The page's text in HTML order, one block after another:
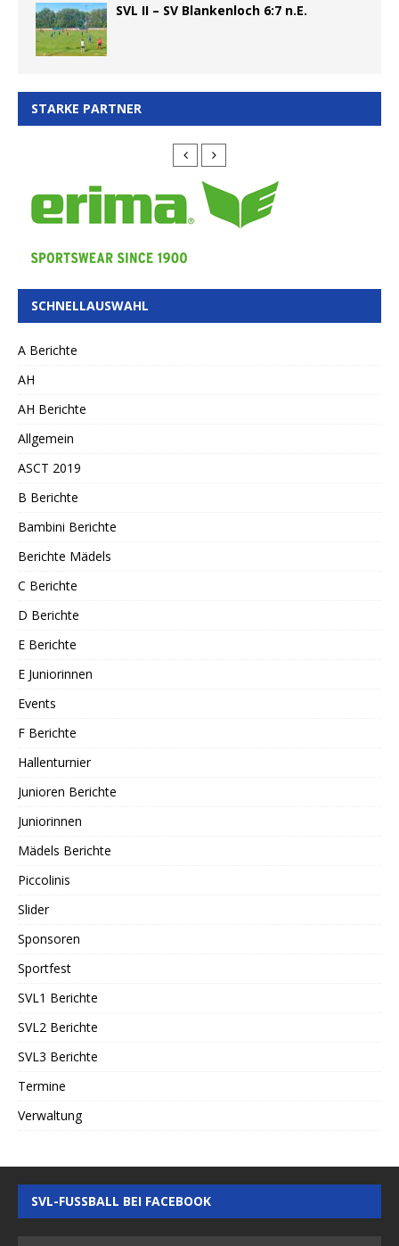
SVL II – SV Blankenloch 6:7 n.E.
STARKE PARTNER
SCHNELLAUSWAHL
A Berichte
AH
AH Berichte
Allgemein
ASCT 2019
B Berichte
Bambini Berichte
Berichte Mädels
C Berichte
D Berichte
E Berichte
E Juniorinnen
Events
F Berichte
Hallenturnier
Junioren Berichte
Juniorinnen
Mädels Berichte
Piccolinis
Slider
Sponsoren
Sportfest
SVL1 Berichte
SVL2 Berichte
SVL3 Berichte
Termine
Verwaltung
SVL-FUSSBALL BEI FACEBOOK